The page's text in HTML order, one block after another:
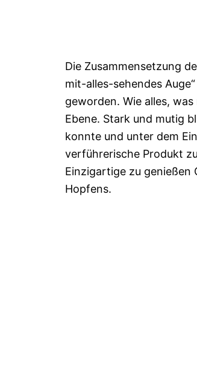
Die Zusammensetzung
mit-alles-sehendes
geworden. Wie alles,
Ebene. Stark und mutig
konnte und unter dem
verführerische Produkt
Einzigartige zu genießen
Hopfens.